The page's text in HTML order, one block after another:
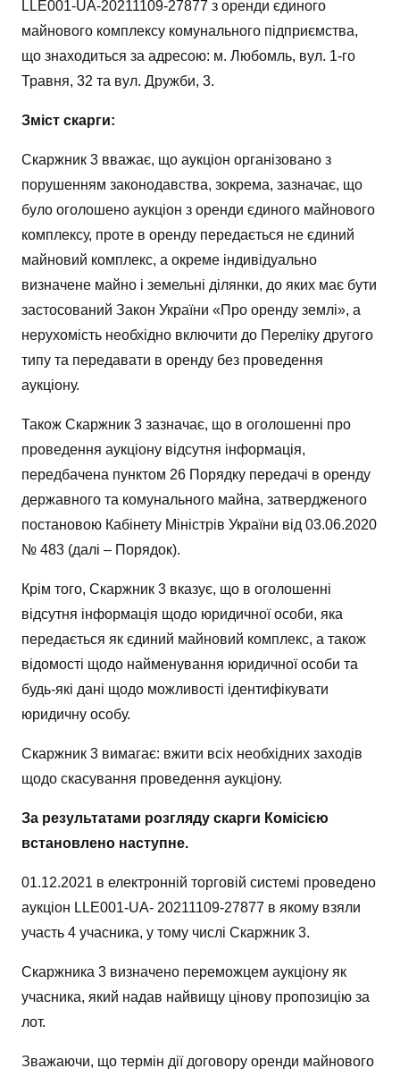
LLE001-UA-20211109-27877 з оренди єдиного
майнового комплексу комунального підприємства,
що знаходиться за адресою: м. Любомль, вул. 1-го
Травня, 32 та вул. Дружби, 3.
Зміст скарги:
Скаржник 3 вважає, що аукціон організовано з
порушенням законодавства, зокрема, зазначає, що
було оголошено аукціон з оренди єдиного майнового
комплексу, проте в оренду передається не єдиний
майновий комплекс, а окреме індивідуально
визначене майно і земельні ділянки, до яких має бути
застосований Закон України «Про оренду землі», а
нерухомість необхідно включити до Переліку другого
типу та передавати в оренду без проведення
аукціону.
Також Скаржник 3 зазначає, що в оголошенні про
проведення аукціону відсутня інформація,
передбачена пунктом 26 Порядку передачі в оренду
державного та комунального майна, затвердженого
постановою Кабінету Міністрів України від 03.06.2020
№ 483 (далі – Порядок).
Крім того, Скаржник 3 вказує, що в оголошенні
відсутня інформація щодо юридичної особи, яка
передається як єдиний майновий комплекс, а також
відомості щодо найменування юридичної особи та
будь-які дані щодо можливості ідентифікувати
юридичну особу.
Скаржник 3 вимагає: вжити всіх необхідних заходів
щодо скасування проведення аукціону.
За результатами розгляду скарги Комісією
встановлено наступне.
01.12.2021 в електронній торговій системі проведено
аукціон LLE001-UA- 20211109-27877 в якому взяли
участь 4 учасника, у тому числі Скаржник 3.
Скаржника 3 визначено переможцем аукціону як
учасника, який надав найвищу цінову пропозицію за
лот.
Зважаючи, що термін дії договору оренди майнового